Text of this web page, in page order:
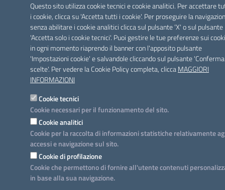
Questo sito utilizza cookie tecnici e cookie analitici. Per accettare
i cookie, clicca su 'Accetta tutti i cookie'. Per proseguire la
senza abilitare i cookie analitici clicca sul pulsante 'X' o sul pulsante
'Accetta solo i cookie tecnici'. Puoi gestire le tue preferenze sui
in ogni momento riaprendo il banner con l'apposito pulsante
'Impostazioni cookie' e salvandole cliccando sul pulsante
scelte'. Per vedere la Cookie Policy completa, cliccaMAGGIORI
INFORMAZIONI
Cookie tecnici
Cookie necessari per il funzionamento del sito.
Cookie analitici
Cookie per la raccolta di informazioni statistiche relativamente
accessi e navigazione sul sito.
Cookie di profilazione
Cookie che permettono di fornire all'utente contenuti
in base alla sua navigazione.